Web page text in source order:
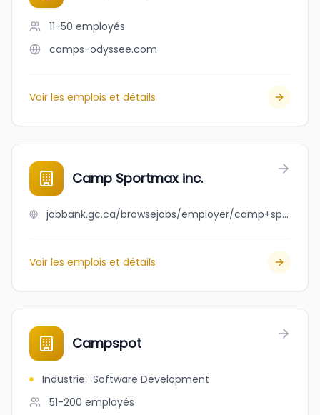
11-50 employés
camps-odyssee.com
Voir les emplois et détails
Camp Sportmax inc.
jobbank.gc.ca/browsejobs/employer/camp+sportmax+inc./ca
Voir les emplois et détails
Campspot
Industrie: Software Development
51-200 employés